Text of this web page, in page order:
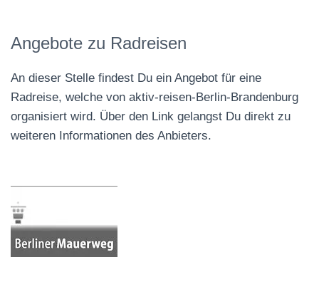
Angebote zu Radreisen
An dieser Stelle findest Du ein Angebot für eine
Radreise, welche von aktiv-reisen-Berlin-Brandenburg
organisiert wird. Über den Link gelangst Du direkt zu
weiteren Informationen des Anbieters.